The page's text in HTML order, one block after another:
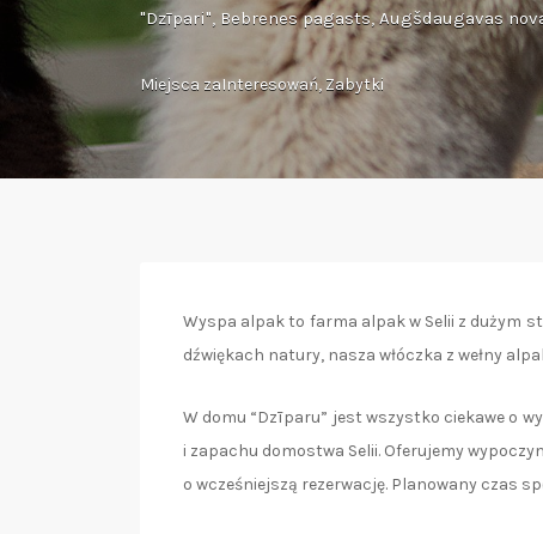
"Dzīpari", Bebrenes pagasts, Augšdaugavas
Miejsca zaInteresowań, Zabytki
Wyspa alpak to farma alpak w Selii z dużym
dźwiękach natury, nasza włóczka z wełny
W domu “Dzīparu” jest wszystko ciekawe o
i zapachu domostwa Selii. Oferujemy
o wcześniejszą rezerwację. Planowany czas